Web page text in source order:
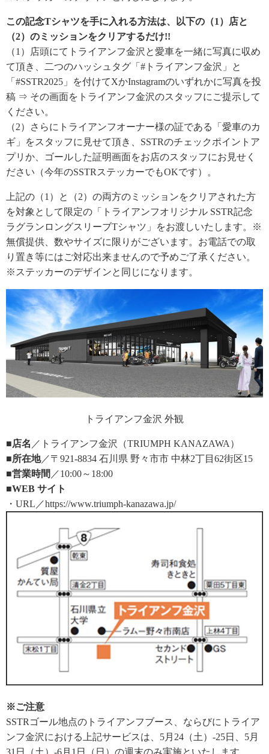
この記念Tシャツを手に入れる方法は、以下の（1）店と
（2）のミッションをクリアするだけ!!
（1）店頭にてトライアンフ金沢と愛車を一緒に写真に収め
て頂き、二つのハッシュタグ「#トライアンフ金沢」と
「#SSTR2025」を付けてXかInstagramのいずれかに写真を投
稿 ⇒ その画面をトライアンフ金沢のスタッフにご提示して
ください。
（2）さらにトライアンフオーナー様の証である「愛車のカ
ギ」をスタッフに見せて頂き、SSTRのチェックポイントア
プリか、ゴールした証明画面をお店のスタッフにお見せく
ださい（今年のSSTRステッカーでもOKです）。
上記の（1）と（2）の両方のミッションをクリアされた方
を対象として限定の「トライアンフオリジナル SSTR記念
ラグランロングスリーブTシャツ」をお渡しいたします。※
無償提供、数やサイズに限りがございます。お電話での取
り置き等にはご対応出来ませんので予めご了承ください。
※ステッカーのデザインと同じになります。
トライアンフ金沢 外観
■店名 ／トライアンフ金沢（TRIUMPH KANAZAWA）
■所在地／〒921-8834 石川県 野々市市 中林2丁目62街区15
■営業時間 ／10:00～18:00
■WEB サイト
・URL／https://www.triumph-kanazawa.jp/
※ご注意
SSTRゴール地点のトライアンフブース、ならびにトライア
ンフ金沢における上記サービスは、5月24（土）-25日、5月
31日（土）-6月1日（日）の週末のみ実施といたします。